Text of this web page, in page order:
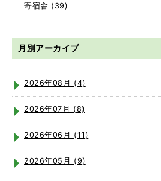
寄宿舎 (39)
月別アーカイブ
2026年08月 (4)
2026年07月 (8)
2026年06月 (11)
2026年05月 (9)